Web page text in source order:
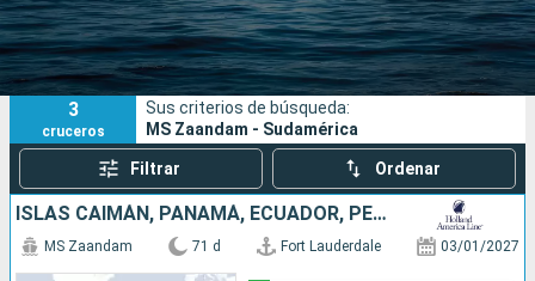
Fecha de salida
Puertos Compañías
Buscar
3
cruceros
Sus criterios de búsqueda:
MS Zaandam - Sudamérica
Filtrar Ordenar
ISLAS CAIMÁN, PANAMÁ, ECUADOR, PERÚ, CHILE, ARGENTINA, ISLAS MALVINAS, URUGUAY, BRASIL, FRANCIA, BARBADOS, SANTA LUCIA, ANTIGUA Y BARBUDA, PUERTO RICO, ESTADOS UNIDOS
MS Zaandam 71 d Fort Lauderdale 03/01/2027